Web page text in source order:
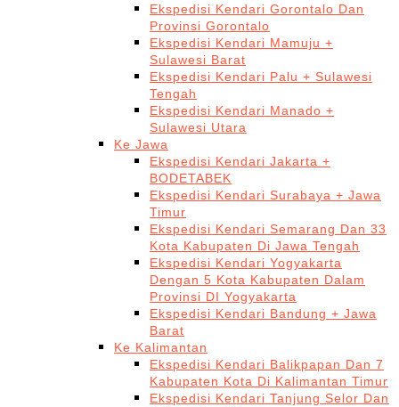
Ekspedisi Kendari Gorontalo Dan
Provinsi Gorontalo
Ekspedisi Kendari Mamuju +
Sulawesi Barat
Ekspedisi Kendari Palu + Sulawesi
Tengah
Ekspedisi Kendari Manado +
Sulawesi Utara
Ke Jawa
Ekspedisi Kendari Jakarta +
BODETABEK
Ekspedisi Kendari Surabaya + Jawa
Timur
Ekspedisi Kendari Semarang Dan 33
Kota Kabupaten Di Jawa Tengah
Ekspedisi Kendari Yogyakarta
Dengan 5 Kota Kabupaten Dalam
Provinsi DI Yogyakarta
Ekspedisi Kendari Bandung + Jawa
Barat
Ke Kalimantan
Ekspedisi Kendari Balikpapan Dan 7
Kabupaten Kota Di Kalimantan Timur
Ekspedisi Kendari Tanjung Selor Dan